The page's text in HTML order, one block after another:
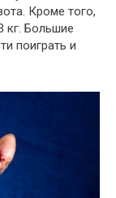
Кроме того,
кг. Большие
поиграть и